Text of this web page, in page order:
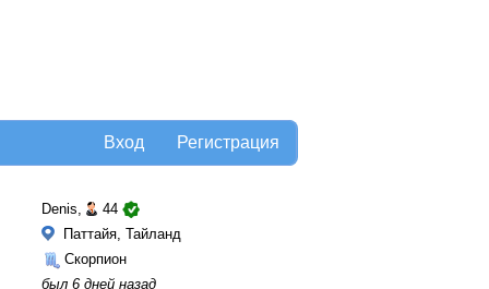
Регистрация
Вход
Denis,
44
Паттайя, Тайланд
Скорпион
был 6 дней назад